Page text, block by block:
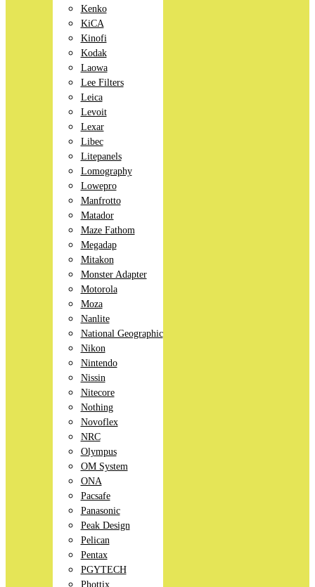
Kenko
KiCA
Kinofi
Kodak
Laowa
Lee Filters
Leica
Levoit
Lexar
Libec
Litepanels
Lomography
Lowepro
Manfrotto
Matador
Maze Fathom
Megadap
Mitakon
Monster Adapter
Motorola
Moza
Nanlite
National Geographic
Nikon
Nintendo
Nissin
Nitecore
Nothing
Novoflex
NRC
Olympus
OM System
ONA
Pacsafe
Panasonic
Peak Design
Pelican
Pentax
PGYTECH
Phottix